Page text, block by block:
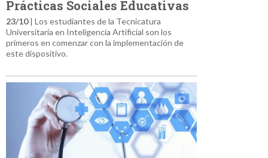
Prácticas Sociales Educativas
23/10| Los estudiantes de la Tecnicatura
Universitaria en Inteligencia Artificial son los
primeros en comenzar con la implementación de
este dispositivo.